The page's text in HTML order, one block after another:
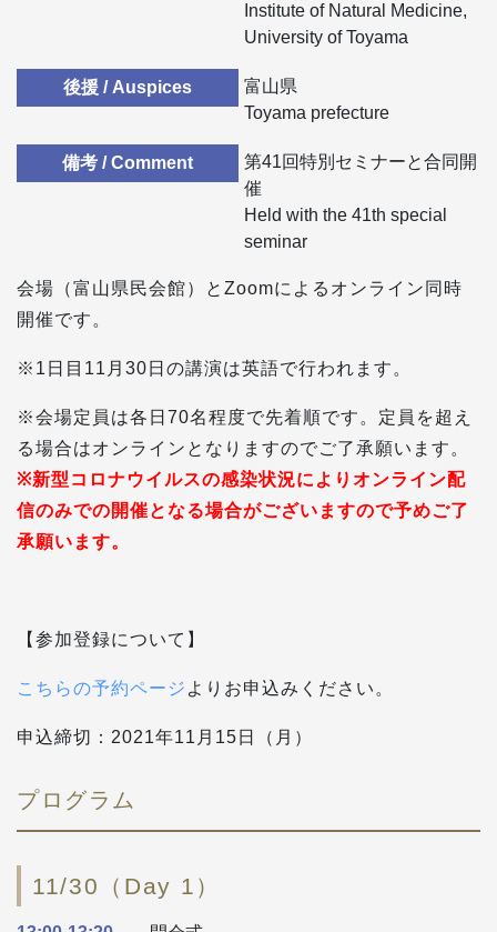
Institute of Natural Medicine,
University of Toyama
後援 / Auspices
富山県
Toyama prefecture
備考 / Comment
第41回特別セミナーと合同開
催
Held with the 41th special
seminar
会場（富山県民会館）とZoomによるオンライン同時
開催です。
※1日目11月30日の講演は英語で行われます。
※会場定員は各日70名程度で先着順です。定員を超え
る場合はオンラインとなりますのでご了承願います。
※新型コロナウイルスの感染状況によりオンライン配
信のみでの開催となる場合がございますので予めご了
承願います。
【参加登録について】
こちらの予約ページ よりお申込みください。
申込締切：2021年11月15日（月）
プログラム
11/30（Day 1）